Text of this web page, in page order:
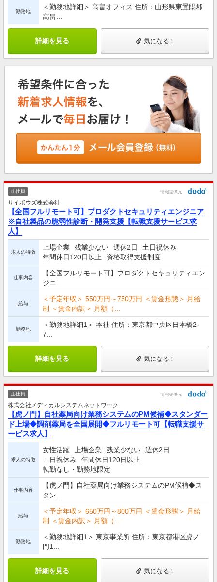
勤務地
＜勤務地詳細＞ 高畠オフィス 住所：山形県東置賜郡
高畠...
詳細を見る 気になる！
正社員 情報提供元
サイボウズ株式会社
【全国フルリモート可】プロダクトセキュリティエンジニア
※自社製品の脆弱性診断・開発支援【転職支援サービス求
人】
求人の特徴
上場企業 残業少ない 週休2日
土日祝休み
年間休日120日以上
資格取得支援制度
仕事内容
【全国フルリモート可】プロダクトセキュリティエン
ジニ...
給与
＜予定年収＞ 550万円～750万円 ＜賃金形態＞ 月給
制 ＜賃金内訳＞ 月額（...
勤務地
＜勤務地詳細1＞ 本社 住所：東京都中央区日本橋2-
7...
詳細を見る 気になる！
正社員 情報提供元
株式会社メディカルシステムネットワーク
【虎ノ門】自社薬局向け業務システムのPM候補◆スタンダー
ド上場◆調剤薬局を全国展開◆フルリモート可【転職支援サ
ービス求人】
求人の特徴
女性活躍 上場企業 残業少ない
週休2日
土日祝休み
年間休日120日以上
転勤なし・勤務地限定
仕事内容
【虎ノ門】自社薬局向け業務システムのPM候補◆ス
タン...
給与
＜予定年収＞ 650万円～800万円 ＜賃金形態＞ 月給
制 ＜賃金内訳＞ 月額（...
勤務地
＜勤務地詳細1＞ 東京事業所 住所：東京都港区虎ノ
門1...
詳細を見る 気になる！